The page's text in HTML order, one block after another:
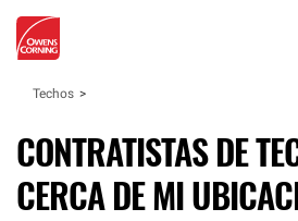
Techos
CONTRATISTAS DE
CERCA DE MI